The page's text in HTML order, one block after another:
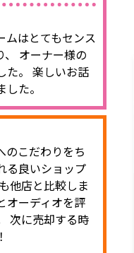
ムはとてもセンス
、 オーナー様の
た。 楽しいお話
た。
のこだわりをち
る良いショップ
他店と比較しま
オーディオを評
次に売却する時